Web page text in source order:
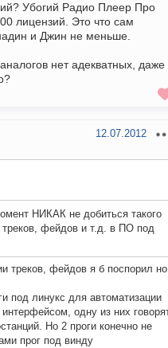
Убогий Радио Плеер Про
лицензий. Это что сам
и Джин не меньше.
нет адекватных, даже
12.07.2012
НИКАК не добиться такого
треков, фейдов и т.д. в ПО под
треков, фейдов я б поспорил но
под линукс для автоматизации
одну из них
Но 2 проги конечно не
прог под винду